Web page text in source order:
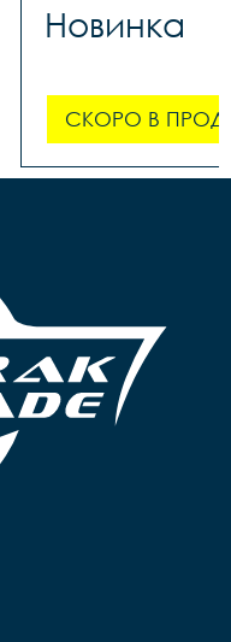
Новинка
СКОРО В